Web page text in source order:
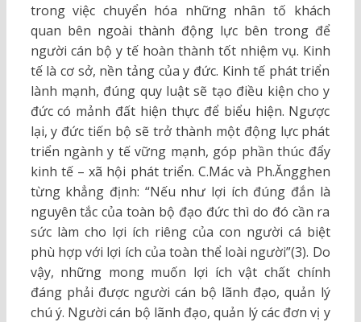
trong việc chuyển hóa những nhân tố khách
quan bên ngoài thành động lực bên trong để
người cán bộ y tế hoàn thành tốt nhiệm vụ. Kinh
tế là cơ sở, nền tảng của y đức. Kinh tế phát triển
lành mạnh, đúng quy luật sẽ tạo điều kiện cho y
đức có mảnh đất hiện thực để biểu hiện. Ngược
lại, y đức tiến bộ sẽ trở thành một động lực phát
triển ngành y tế vững mạnh, góp phần thúc đẩy
kinh tế – xã hội phát triển. C.Mác và Ph.Ăngghen
từng khẳng định: “Nếu như lợi ích đúng đắn là
nguyên tắc của toàn bộ đạo đức thì do đó cần ra
sức làm cho lợi ích riêng của con người cá biệt
phù hợp với lợi ích của toàn thể loài người”(3). Do
vậy, những mong muốn lợi ích vật chất chính
đáng phải được người cán bộ lãnh đạo, quản lý
chú ý. Người cán bộ lãnh đạo, quản lý các đơn vị y